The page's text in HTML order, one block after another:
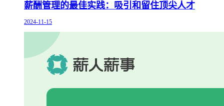
薪酬管理的最佳实践：吸引和留住顶尖人才
2024-11-15